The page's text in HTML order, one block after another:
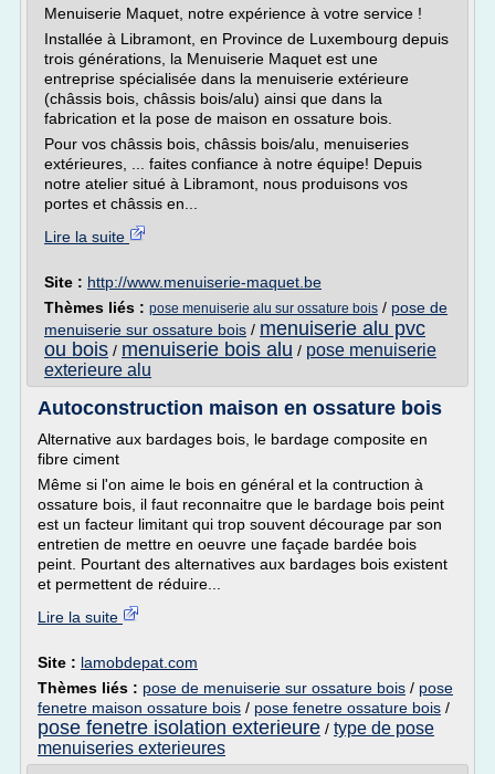
Menuiserie Maquet, notre expérience à votre service !
Installée à Libramont, en Province de Luxembourg depuis
trois générations, la Menuiserie Maquet est une
entreprise spécialisée dans la menuiserie extérieure
(châssis bois, châssis bois/alu) ainsi que dans la
fabrication et la pose de maison en ossature bois.
Pour vos châssis bois, châssis bois/alu, menuiseries
extérieures, ... faites confiance à notre équipe! Depuis
notre atelier situé à Libramont, nous produisons vos
portes et châssis en...
Lire la suite
Site : http://www.menuiserie-maquet.be
Thèmes liés : pose menuiserie alu sur ossature bois / pose de
menuiserie sur ossature bois / menuiserie alu pvc
ou bois / menuiserie bois alu / pose menuiserie
exterieure alu
Autoconstruction maison en ossature bois
Alternative aux bardages bois, le bardage composite en
fibre ciment
Même si l'on aime le bois en général et la contruction à
ossature bois, il faut reconnaitre que le bardage bois peint
est un facteur limitant qui trop souvent décourage par son
entretien de mettre en oeuvre une façade bardée bois
peint. Pourtant des alternatives aux bardages bois existent
et permettent de réduire...
Lire la suite
Site : lamobdepat.com
Thèmes liés : pose de menuiserie sur ossature bois / pose
fenetre maison ossature bois / pose fenetre ossature bois /
pose fenetre isolation exterieure / type de pose
menuiseries exterieures